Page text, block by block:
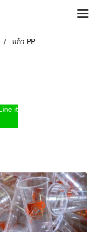
แก้ว PP